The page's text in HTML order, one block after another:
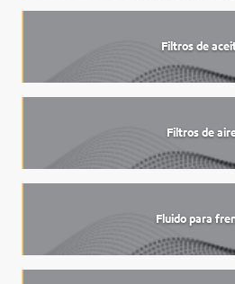
Filtros de
Filtros de
Fluido para